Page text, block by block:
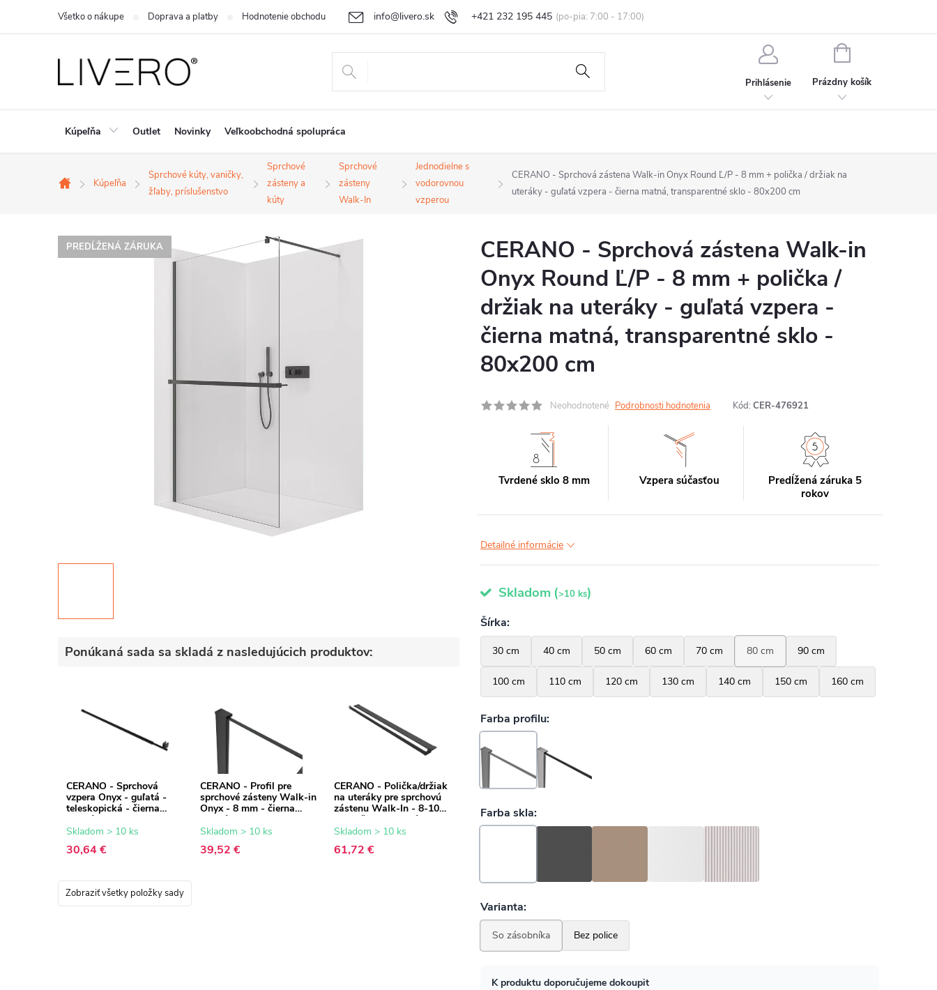
+421 232 195 445
info@livero.sk
Všetko o nákupe Doprava a platby Hodnotenie obchodu Vrátenie tovaru a reklamácia Obchodné podmienky Podmienky ochrany osobných údajov
Prihlásenie
NÁKUPNÝ
Prázdny košík
Kúpeľňa Outlet Novinky Veľkoobchodná spolupráca
Domov
Kúpeľňa
Sprchové kúty, vaničky,
žľaby, príslušenstvo
Sprchové
zásteny a
kúty
Sprchové
zásteny
Walk-In
Jednodielne s
vodorovnou
vzperou
CERANO - Sprchová zástena Walk-in Onyx Round Ľ/P - 8 mm + polička / držiak na
uteráky - guľatá vzpera - čierna matná, transparentné sklo - 80x200 cm
PREDĹŽENÁ ZÁRUKA
Ponúkaná sada sa skladá z nasledujúcich produktov:
CERANO - Sprchová
vzpera Onyx - guľatá -
teleskopická - čierna
matná - 77-140 cm
Skladom > 10 ks
30,64 €
CERANO - Profil pre
sprchové zásteny Walk-in
Onyx - 8 mm - čierna
matná - 15 mm
Skladom > 10 ks
39,52 €
CERANO - Polička/držiak
na uteráky pre sprchovú
zástenu Walk-In - 8-10
mm - čierna matná - 30
až 160 cm
Skladom > 10 ks
61,72 €
Zobraziť všetky položky sady
CERANO - Sprchová zástena Walk-in
Onyx Round Ľ/P - 8 mm + polička /
držiak na uteráky - guľatá vzpera -
čierna matná, transparentné sklo -
80x200 cm
Neohodnotené Podrobnosti hodnotenia Kód: CER-476921
Tvrdené sklo 8 mm Vzpera súčasťou
Predĺžená záruka 5
rokov
Detailné informácie
Skladom (>10 ks)